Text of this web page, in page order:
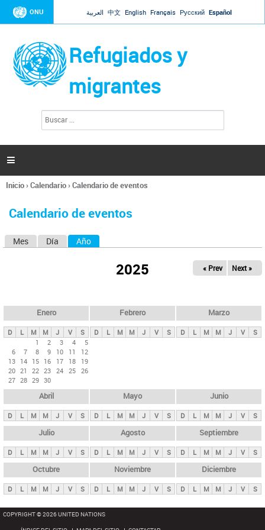
Jump to navigation
ONU العربية 中文 English Français Русский Español
Refugiados y
migrantes
l
d
s

Se
usted
Inicio›Calendario›Calendario de eventos
Calendario de eventos
s
p
n
i
p
a
l
s
Mes Día Año
2025 « Prev Next »
Enero
D L M M J V
S
1
2 3 4
5
6
7 8 9 10 11
12
13 14 15 16 17 18
19
20 21 22 23 24 25 26
27 28 29 30
Febrero
D L M M J V S
Marzo
D L M M J V S
Abril
D L M M J V S
Mayo
D L M M J V S
Junio
D L M M J V S
Julio
D L M M J V S
Agosto
D L M M J V S
Septiembre
D L M M J V S
Octubre
D L M M J V S
Noviembre
D L M M J V S
Diciembre
D L M M J V S
COPYRIGHT © 2026 UNITED NATIONS